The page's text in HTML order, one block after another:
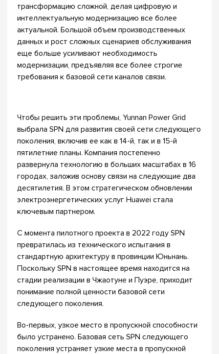
трансформацию сложной, делая цифровую и
интеллектуальную модернизацию все более
актуальной. Большой объем производственных
данных и рост сложных сценариев обслуживания
еще больше усиливают необходимость
модернизации, предъявляя все более строгие
требования к базовой сети каналов связи.
Чтобы решить эти проблемы, Yunnan Power Grid
выбрала SPN для развития своей сети следующего
поколения, включив ее как в 14-й, так и в 15-й
пятилетние планы. Компания постепенно
развернула технологию в больших масштабах в 16
городах, заложив основу связи на следующие два
десятилетия. В этом стратегическом обновлении
электроэнергетических услуг Huawei стала
ключевым партнером.
С момента пилотного проекта в 2022 году SPN
превратилась из технического испытания в
стандартную архитектуру в провинции Юньнань.
Поскольку SPN в настоящее время находится на
стадии реализации в Чжаотуне и Пуэре, приходит
понимание полной ценности базовой сети
следующего поколения.
Во-первых, узкое место в пропускной способности
было устранено. Базовая сеть SPN следующего
поколения устраняет узкие места в пропускной